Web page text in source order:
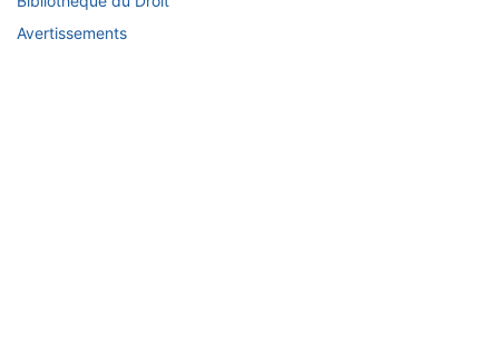
Avertissements